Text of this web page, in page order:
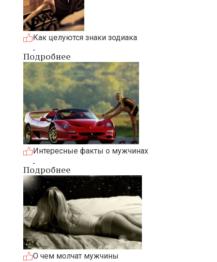
Как целуются знаки зодиака
Подробнее
Интересные факты о мужчинах
Подробнее
О чем молчат мужчины